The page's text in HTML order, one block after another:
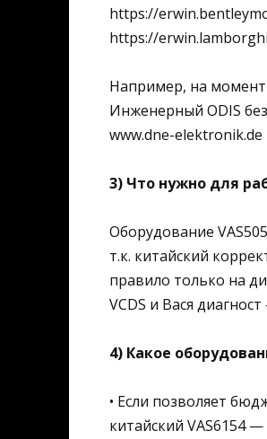
https://
https://
Например, на момент
Инженерный ODIS
www.dne-elektronik.de
3) Что нужно для
Оборудование
т.к. китайский
правило только на
VCDS и Вася
4) Какое
• Если позволяет
китайский VAS6154